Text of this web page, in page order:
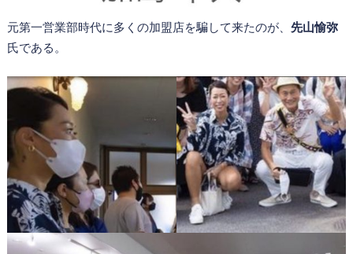
元第一営業部時代に多くの加盟店を騙して来たのが、 先山愉弥
氏である。